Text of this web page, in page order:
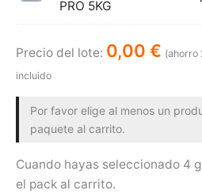
PRO 5KG
Precio del lote: 0,00 € (ahorro
incluido
Por favor elige al menos un
paquete al carrito.
Cuando hayas seleccionado 4
el pack al carrito.